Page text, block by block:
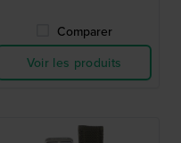
Comparer
Voir les produits